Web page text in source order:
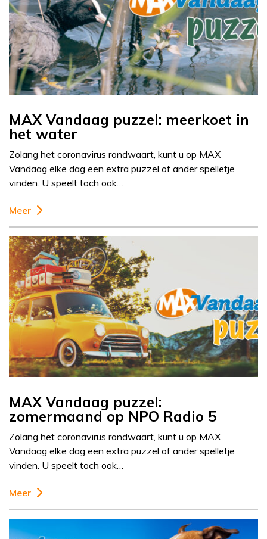
MAX Vandaag puzzel: meerkoet in
het water
Zolang het coronavirus rondwaart, kunt u op MAX
Vandaag elke dag een extra puzzel of ander spelletje
vinden. U speelt toch ook…
Meer
MAX Vandaag puzzel:
zomermaand op NPO Radio 5
Zolang het coronavirus rondwaart, kunt u op MAX
Vandaag elke dag een extra puzzel of ander spelletje
vinden. U speelt toch ook…
Meer